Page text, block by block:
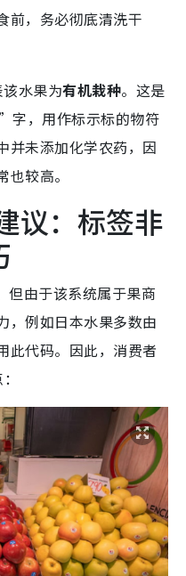
前，务必彻底清洗干
该水果为有机栽种。这是
，用作标示标的物符
并未添加化学农药，因
较高。
议：标签非
但由于该系统属于果商
，例如日本水果多数由
此代码。因此，消费者